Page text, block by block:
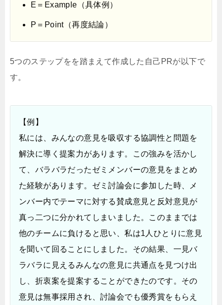
E＝Example（具体例）
P＝Point（再度結論）
5つのステップをを踏まえて作成した自己PRが以下で
す。
【例】
私には、みんなの意見を吸収する協調性と問題を
解決に導く提案力があります。この強みを活かし
て、バラバラだったゼミメンバーの意見をまとめ
た経験があります。ゼミ討論会に参加した時、メ
ンバー内でテーマに対する賛成意見と反対意見が
真っ二つに分かれてしまいました。このままでは
他のチームに負けると思い、私は1人ひとりに意見
を聞いて回ることにしました。その結果、一見バ
ラバラに見えるみんなの意見に共通点を見つけ出
し、折衷案を提案することができたのです。その
意見は無事採用され、討論会でも優秀賞をもらえ